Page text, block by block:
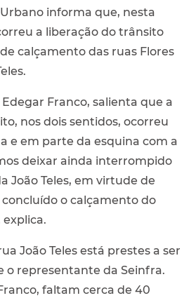
informa que, nesta
a liberação do trânsito
calçamento das ruas Flores
Franco, salienta que a
nos dois sentidos, ocorreu
e em parte da esquina com a
deixar ainda interrompido
João Teles, em virtude de
o calçamento do
explica.
João Teles está prestes a ser
o representante da Seinfra.
faltam cerca de 40